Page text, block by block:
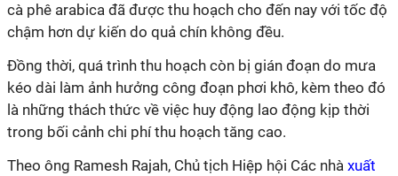
cà phê arabica đã được thu hoạch cho đến nay với tốc độ
chậm hơn dự kiến ​​do quả chín không đều.
Đồng thời, quá trình thu hoạch còn bị gián đoạn do mưa
kéo dài làm ảnh hưởng công đoạn phơi khô, kèm theo đó
là những thách thức về việc huy động lao động kịp thời
trong bối cảnh chi phí thu hoạch tăng cao.
Theo ông Ramesh Rajah, Chủ tịch Hiệp hội Các nhà xuất